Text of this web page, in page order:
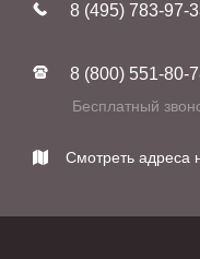
Фабрики
Реставрация
Контакты
8 (495) 783-97-
8 (800) 551-80-
Бесплатный
Смотреть адреса